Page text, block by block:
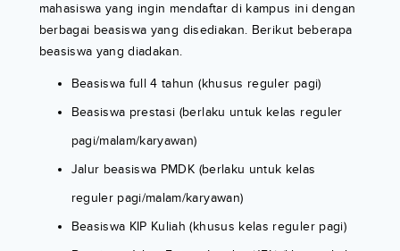
mahasiswa yang ingin mendaftar di kampus ini dengan
berbagai beasiswa yang disediakan. Berikut beberapa
beasiswa yang diadakan.
Beasiswa full 4 tahun (khusus reguler pagi)
Beasiswa prestasi (berlaku untuk kelas reguler
pagi/malam/karyawan)
Jalur beasiswa PMDK (berlaku untuk kelas
reguler pagi/malam/karyawan)
Beasiswa KIP Kuliah (khusus kelas reguler pagi)